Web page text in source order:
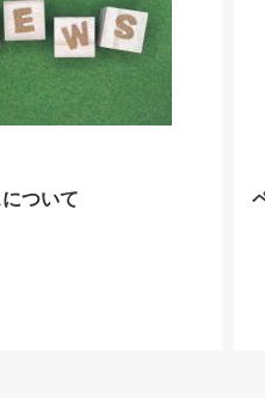
ついて